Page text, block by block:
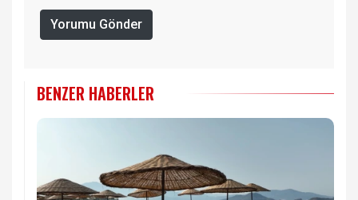
Yorumu Gönder
BENZER HABERLER